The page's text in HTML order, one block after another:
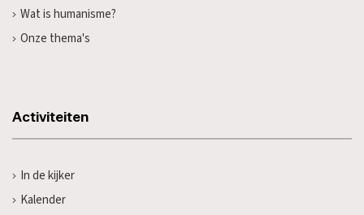
Wat is humanisme?
Onze thema's
Activiteiten
In de kijker
Kalender